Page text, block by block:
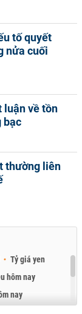
tố quyết
nửa cuối
luận về tồn
bạc
thường liên
Tỷ giá yen
hôm nay
nay